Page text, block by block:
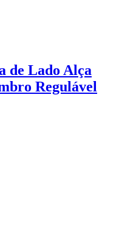
de Lado Alça
Regulável